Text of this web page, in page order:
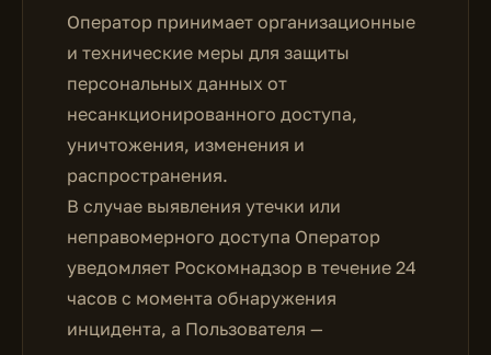
Оператор принимает организационные
и технические меры для защиты
персональных данных от
несанкционированного доступа,
уничтожения, изменения и
распространения.
В случае выявления утечки или
неправомерного доступа Оператор
уведомляет Роскомнадзор в течение 24
часов с момента обнаружения
инцидента, а Пользователя —